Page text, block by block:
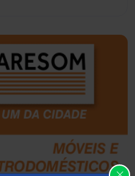
(510)
(152)
(7681)